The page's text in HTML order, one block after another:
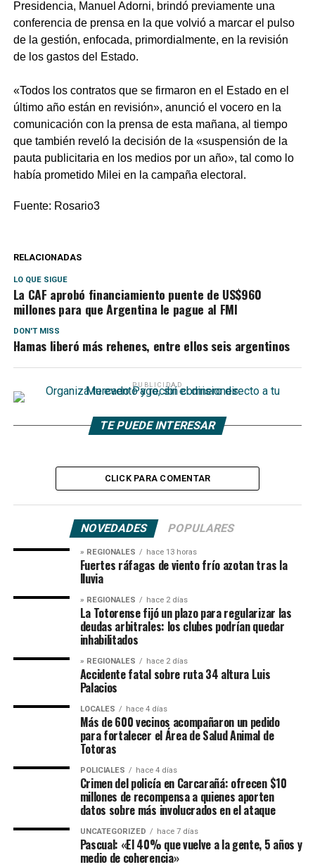
Presidencia, Manuel Adorni, brindó previamente una
conferencia de prensa en la que volvió a marcar el pulso
de la gestión, enfocada, primordialmente, en la revisión
de los gastos del Estado.
«Todos los contratos que se firmaron en el Estado en el
último año están en revisión», anunció el vocero en la
comunicación con la prensa de esta mañana, al tiempo
que también reveló la decisión de la «suspensión de la
pauta publicitaria en los medios por un año», tal como lo
había prometido Milei en la campaña electoral.
Fuente: Rosario3
RELACIONADAS
LO QUE SIGUE
La CAF aprobó financiamiento puente de US$960
millones para que Argentina le pague al FMI
DON'T MISS
Hamas liberó más rehenes, entre ellos seis argentinos
PUBLICIDAD
TE PUEDE INTERESAR
CLICK PARA COMENTAR
NOVEDADES POPULARES
» REGIONALES hace 13 horas
Fuertes ráfagas de viento frío azotan tras la
lluvia
» REGIONALES hace 2 días
La Totorense fijó un plazo para regularizar las
deudas arbitrales: los clubes podrían quedar
inhabilitados
» REGIONALES hace 2 días
Accidente fatal sobre ruta 34 altura Luis
Palacios
LOCALES hace 4 días
Más de 600 vecinos acompañaron un pedido
para fortalecer el Área de Salud Animal de
Totoras
POLICIALES hace 4 días
Crimen del policía en Carcarañá: ofrecen $10
millones de recompensa a quienes aporten
datos sobre más involucrados en el ataque
UNCATEGORIZED hace 7 días
Pascual: «El 40% que vuelve a la gente, 5 años y
medio de coherencia»